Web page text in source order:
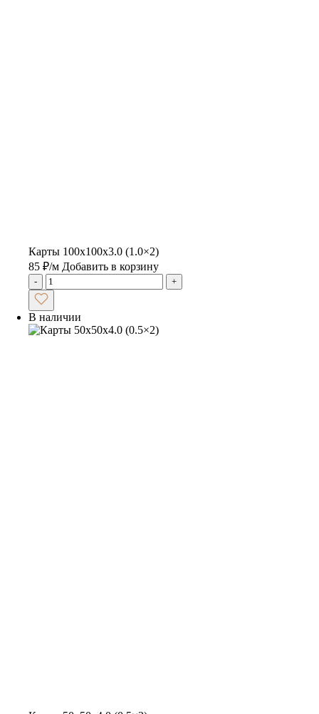
Карты 100x100x3.0 (1.0×2)
85 ₽/м Добавить в корзину
- +
В наличии